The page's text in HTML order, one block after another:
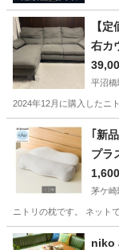
【
右カ
平沼橋
2024年12月に購入したニ
神奈川 横浜市
｢新
プラ
茅ケ崎
ニトリの枕です。 ネット
神奈川 茅ヶ崎市niko